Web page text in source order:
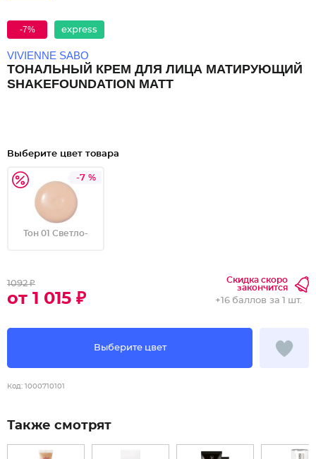
-7% express
VIVIENNE SABO
ТОНАЛЬНЫЙ КРЕМ ДЛЯ ЛИЦА МАТИРУЮЩИЙ
SHAKEFOUNDATION MATT
Выберите цвет товара
-7 %
Тон 01 Светло-
1092 ₽
от 1 015 ₽
Скидка скоро
закончится
Выберите цвет
+16 баллов за 1 шт.
Код: 1000710101
Также смотрят